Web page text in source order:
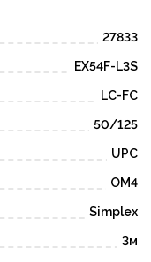
27833
EX54F-L3S
LC-FC
50/125
UPC
OM4
Simplex
3м